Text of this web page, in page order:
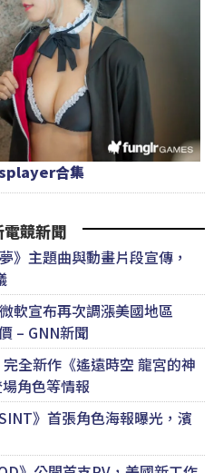
合集
電競新聞
》主題曲與動畫片段宣傳，
軟宣布再次調漲美國地區
– GNN新聞
完全新作《遙遠時空 龍宮的神
角色等情報
》首張角色海報曝光，濱